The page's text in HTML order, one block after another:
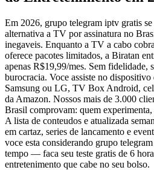
Em 2026, grupo telegram iptv gratis
alternativa a TV por assinatura no
inegaveis. Enquanto a TV a cabo
oferece pacotes limitados, a Biratan
apenas R$19,99/mes. Sem fidelidade,
burocracia. Voce assiste no
Samsung ou LG, TV Box Android,
da Amazon. Nossos mais de 3.000
Brasil comprovam: quem
A lista de conteudos e atualizada
em cartaz, series de lancamento e
voce esta considerando grupo
tempo — faca seu teste gratis de 6
entretenimento que cabe no seu bolso.